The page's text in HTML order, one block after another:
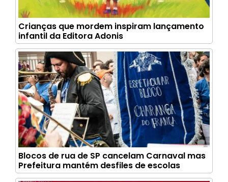
Crianças que mordem inspiram lançamento
infantil da Editora Adonis
Blocos de rua de SP cancelam Carnaval mas
Prefeitura mantém desfiles de escolas